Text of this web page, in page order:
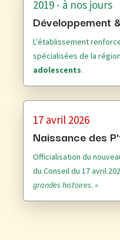
2019 - à nos jours
Développement
L'établissement
spécialisées de la
adolescents.
17 avril 2026
Naissance des
Officialisation du
du Conseil du 17 avril
grandes histoires. »